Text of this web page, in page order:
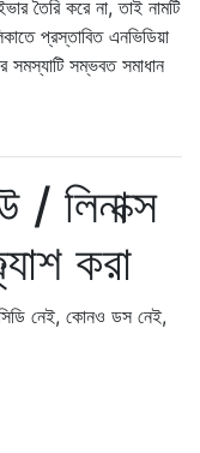
তৈরি করে না, তাই নামটি
প্রস্তাবিত এনভিডিয়া
সমস্যাটি সম্ভবত সমাধান
লিনাক্স
করা
নেই, কোনও ডস নেই,